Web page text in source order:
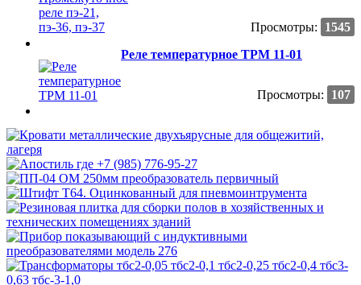
Просмотры:
1545
Реле температурное ТРМ 11-01
Просмотры: 107